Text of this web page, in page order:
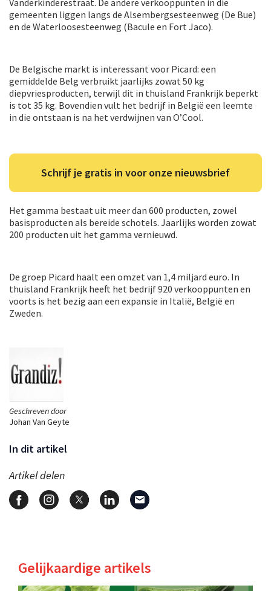
Geschreven door
Johan Van Geyte
In dit artikel
Artikel delen
gemeenten liggen langs de Alsembergsesteenweg (De Bue)
en de Waterloosesteenweg (Bacule en Fort Jaco).
De Belgische markt is interessant voor Picard: een
gemiddelde Belg verbruikt jaarlijks zowat 50 kg
diepvriesproducten, terwijl dit in thuisland Frankrijk beperkt
is tot 35 kg. Bovendien vult het bedrijf in België een leemte
in die ontstaan is na het verdwijnen van O’Cool.
Schrijf je gratis in voor onze nieuwsbrief
Het gamma bestaat uit meer dan 600 producten, zowel
basisproducten als bereide schotels. Jaarlijks worden zowat
200 producten uit het gamma vernieuwd.
De groep Picard haalt een omzet van 1,4 miljard euro. In
thuisland Frankrijk heeft het bedrijf 920 verkooppunten en
voorts is het bezig aan een expansie in Italië, België en
Zweden.
Gelijkaardige artikels